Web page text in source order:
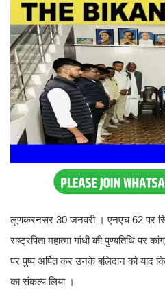
लूणकरनसर 30 जनवरी । एनएच 62 पर
राष्ट्रपिता महात्मा गांधी की पुण्यतिथि
पर पुष्प अर्पित कर उनके बलिदान को याद
का संकल्प लिया ।